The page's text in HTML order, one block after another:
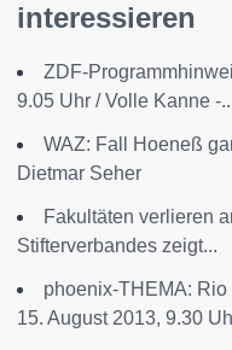
interessieren
ZDF-
9.05 Uhr / Volle Kanne -
WAZ: Fall Hoeneß
Dietmar Seher
Fakultäten verlieren
Stifterverbandes zeigt...
phoenix-THEMA: Rio
15. August 2013, 9.30